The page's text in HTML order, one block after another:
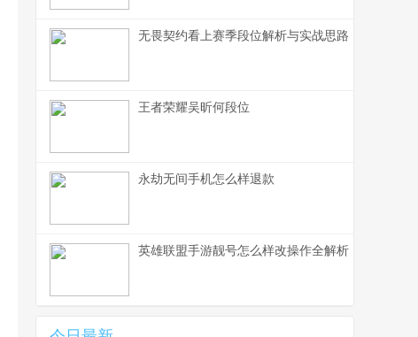
无畏契约看上赛季段位解析与实战思路
王者荣耀吴昕何段位
永劫无间手机怎么样退款
英雄联盟手游靓号怎么样改操作全解析